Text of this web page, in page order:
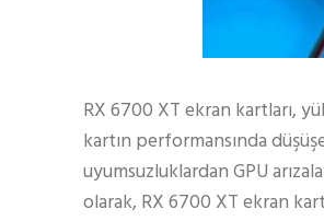
RX 6700 XT ekran kartları,
kartın performansında
uyumsuzluklardan GPU
olarak, RX 6700 XT ekran